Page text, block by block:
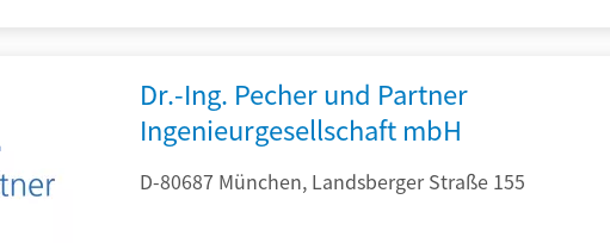
Dr.-Ing. Pecher und Partner
Ingenieurgesellschaft mbH
D-80687 München, Landsberger Straße 155